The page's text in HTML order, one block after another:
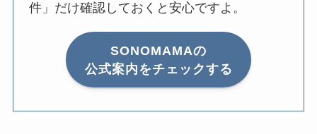
件」だけ確認しておくと安心ですよ。
SONOMAMAの
公式案内をチェックする